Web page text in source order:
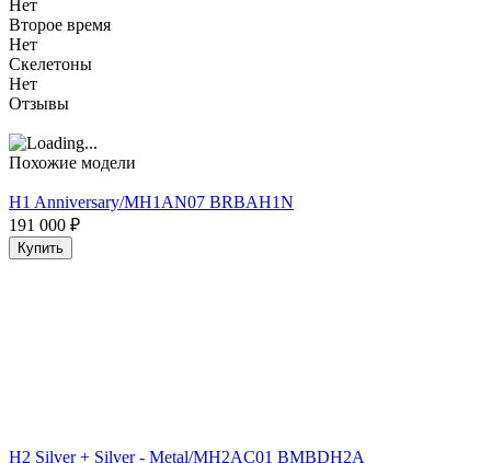
Нет
Второе время
Нет
Скелетоны
Нет
Отзывы
Похожие модели
H1 Anniversary/MH1AN07 BRBAH1N
191 000 ₽
Купить
H2 Silver + Silver - Metal/MH2AC01 BMBDH2A